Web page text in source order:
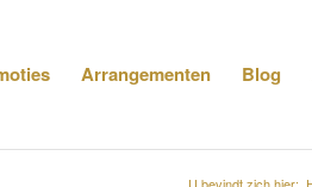
Arrangementen Blog